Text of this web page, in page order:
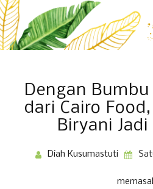
Dengan
dari Cairo
Biryani
Diah Kusumastuti